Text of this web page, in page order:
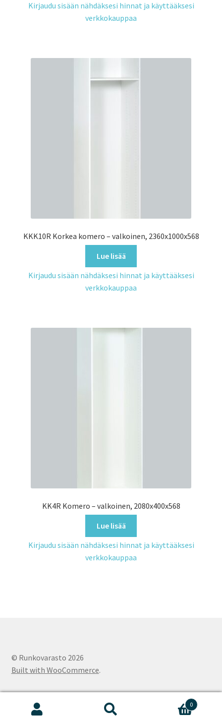
Kirjaudu sisään nähdäksesi hinnat ja käyttääksesi
verkkokauppaa
KKK10R Korkea komero – valkoinen, 2360x1000x568
Lue lisää
Kirjaudu sisään nähdäksesi hinnat ja käyttääksesi
verkkokauppaa
KK4R Komero – valkoinen, 2080x400x568
Lue lisää
Kirjaudu sisään nähdäksesi hinnat ja käyttääksesi
verkkokauppaa
© Runkovarasto 2026
Built with WooCommerce.
0